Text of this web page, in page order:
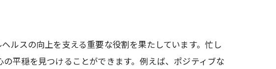
ルスの向上を支える重要な役割を果たしています。忙し
平穏を見つけることができます。例えば、ポジティブな